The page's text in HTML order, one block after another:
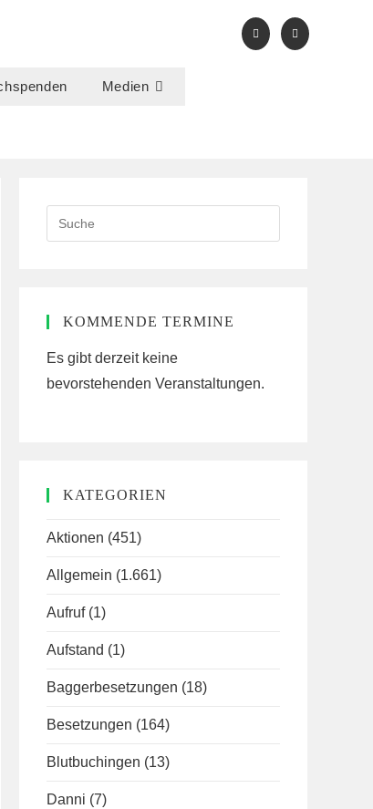
Medien
this
KOMMENDE TERMINE
Es gibt derzeit keine
bevorstehenden Veranstaltungen.
KATEGORIEN
Aktionen (451)
Allgemein (1.661)
Aufruf (1)
Aufstand (1)
Baggerbesetzungen (18)
Besetzungen (164)
Blutbuchingen (13)
Danni (7)